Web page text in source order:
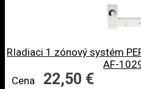
RIadiaci 1 zónový systém
AF-
Cena
22,50 €